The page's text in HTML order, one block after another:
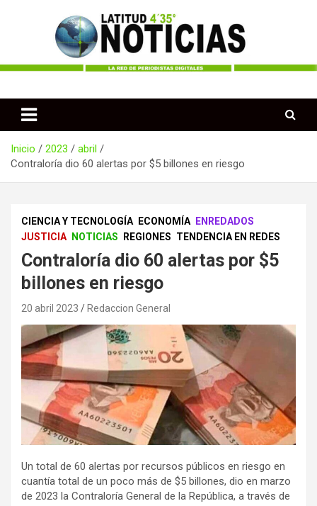
Latitud 435 Noticias
Inicio 2023
abril
Contraloría dio 60 alertas por $5 billones en riesgo
CIENCIA Y TECNOLOGÍA ECONOMÍA
ENREDADOS
JUSTICIA
NOTICIAS REGIONES TENDENCIA EN REDES
Contraloría dio 60 alertas por $5
billones en riesgo
20 abril 2023 Redaccion General
Un total de 60 alertas por recursos públicos en riesgo en
cuantía total de un poco más de $5 billones, dio en marzo
de 2023 la Contraloría General de la República, a través de